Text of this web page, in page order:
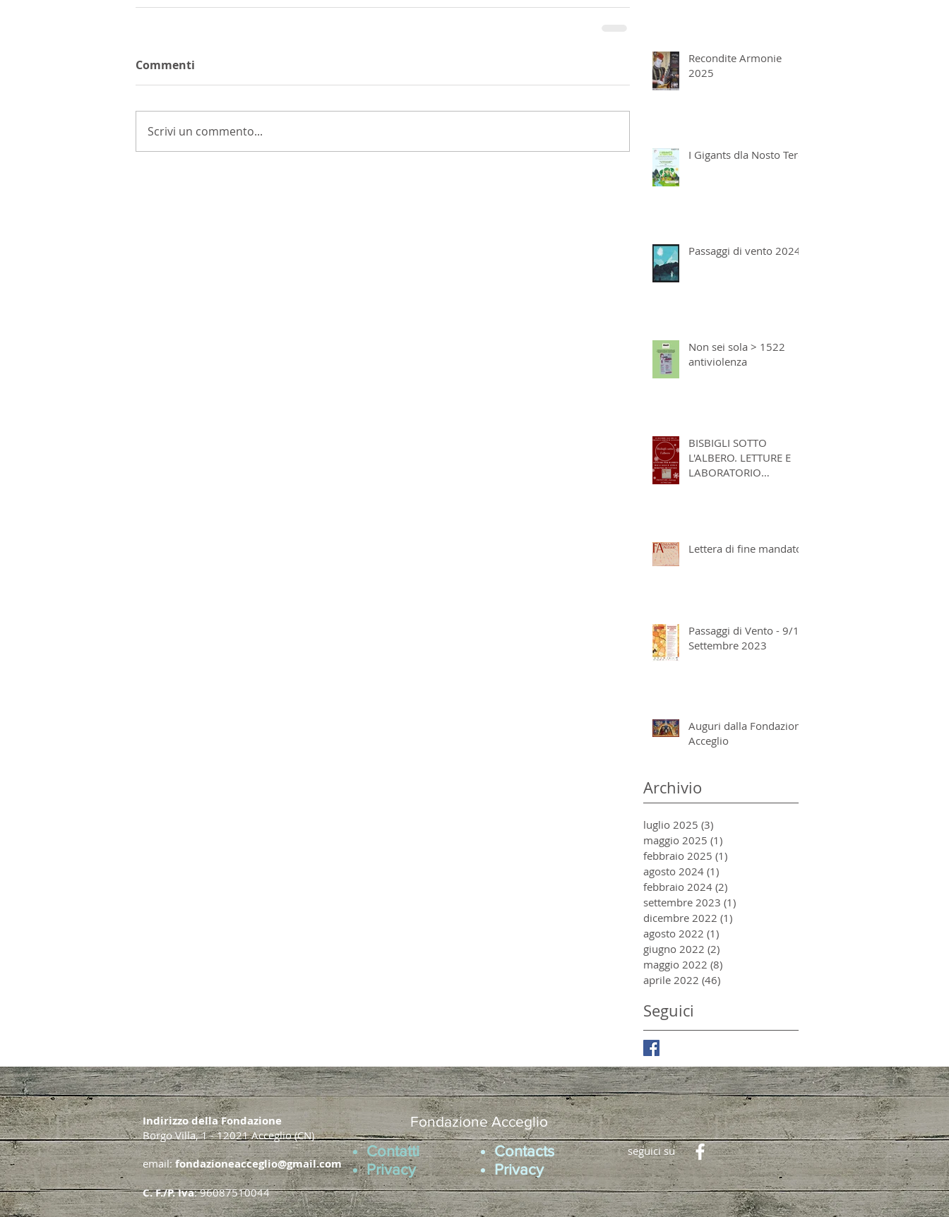
Commenti
Scrivi un commento...
Recondite Armonie
2025
I Gigants dla Nosto Tero
Passaggi di vento 2024
Non sei sola > 1522
antiviolenza
BISBIGLI SOTTO
L'ALBERO. LETTURE E
LABORATORIO
Lettera di fine mandato
Passaggi di Vento - 9/10
Settembre 2023
Auguri dalla Fondazione
Acceglio
Archivio
luglio 2025 (3)
maggio 2025 (1)
febbraio 2025 (1)
agosto 2024 (1)
febbraio 2024 (2)
settembre 2023 (1)
dicembre 2022 (1)
agosto 2022 (1)
giugno 2022 (2)
maggio 2022 (8)
aprile 2022 (46)
Seguici
Indirizzo della Fondazione
Borgo Villa, 1 - 12021 Acceglio (CN)
email:fondazioneacceglio@gmail.com
C. F./P. Iva: 96087510044
Fondazione Acceglio
Contatti
Privacy
Contacts
Privacy
seguici su